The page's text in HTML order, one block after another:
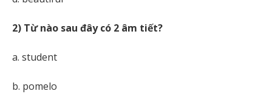
2) Từ nào sau đây có 2 âm tiết?
a. student
b. pomelo